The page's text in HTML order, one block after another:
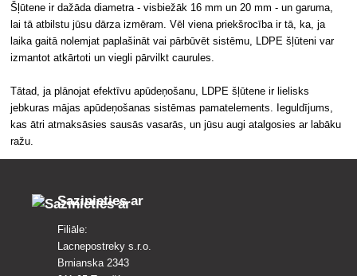
Šļūtene ir dažāda diametra - visbiežāk 16 mm un 20 mm - un garuma,
lai tā atbilstu jūsu dārza izmēram. Vēl viena priekšrocība ir tā, ka, ja
laika gaitā nolemjat paplašināt vai pārbūvēt sistēmu, LDPE šļūteni var
izmantot atkārtoti un viegli pārvilkt caurules.
Tātad, ja plānojat efektīvu apūdeņošanu, LDPE šļūtene ir lielisks
jebkuras mājas apūdeņošanas sistēmas pamatelements. Ieguldījums,
kas ātri atmaksāsies sausās vasarās, un jūsu augi atalgosies ar labāku
ražu.
Sazinieties ar
Filiāle:
Lacnepostreky s.r.o.
Brnianska 2343